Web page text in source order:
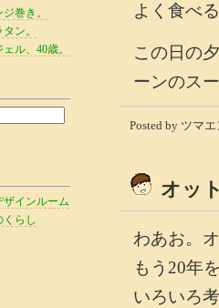
よく食べ
この日の
ーンのス
Posted by ツマ
オッ
わあお。
もう20年
いろいろ
巻き。
ン。
ル、40歳。
ザインルーム
くらし